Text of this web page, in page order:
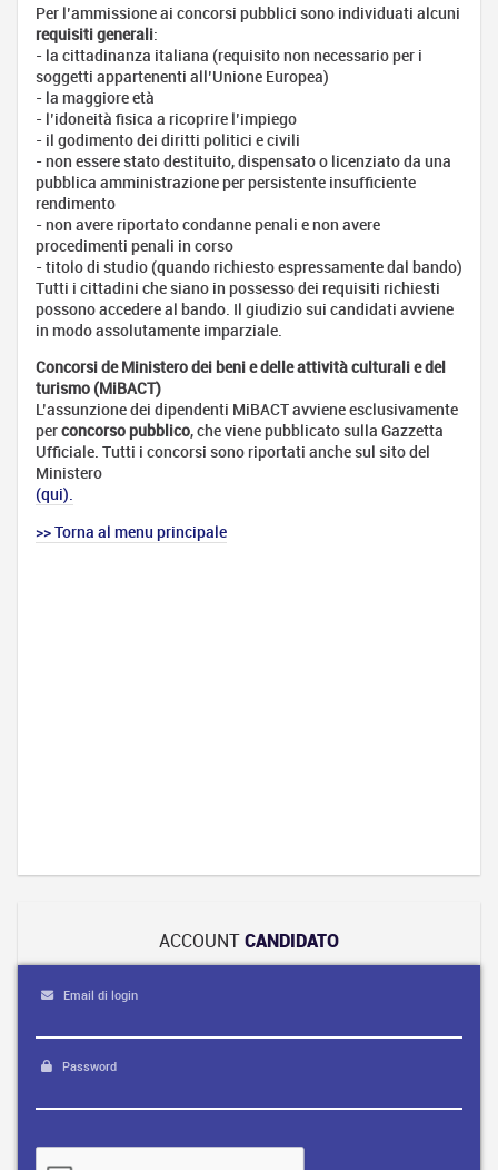
Prepara
la tua
partenza
Scambi
Italia -
Francia
Schede
delle
professioni
Bibliotecario
- Assistente
di biblioteca
Archivista
Archeologo
Antropologo
Impiegato
amministrativo
Addetto
alle
pubbliche
- Addetto
Per l’ammissione ai concorsi pubblici sono individuati alcuni
requisiti generali:
- la cittadinanza italiana (requisito non necessario per i
soggetti appartenenti all’Unione Europea)
- la maggiore età
- l’idoneità fisica a ricoprire l’impiego
- il godimento dei diritti politici e civili
- non essere stato destituito, dispensato o licenziato da una
pubblica amministrazione per persistente insufficiente
rendimento
- non avere riportato condanne penali e non avere
procedimenti penali in corso
- titolo di studio (quando richiesto espressamente dal bando)
Tutti i cittadini che siano in possesso dei requisiti richiesti
possono accedere al bando. Il giudizio sui candidati avviene
in modo assolutamente imparziale.
Concorsi de Ministero dei beni e delle attività culturali e del
turismo (MiBACT)
L’assunzione dei dipendenti MiBACT avviene esclusivamente
perconcorso pubblico, che viene pubblicato sulla Gazzetta
Ufficiale. Tutti i concorsi sono riportati anche sul sito del
Ministero
(qui).
>> Torna al menu principale
ACCOUNTCANDIDATO
Email di login
Password